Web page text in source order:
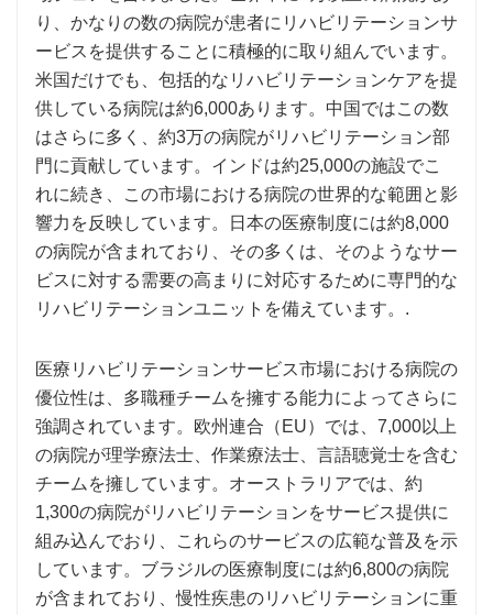
り、かなりの数の病院が患者にリハビリテーションサ
ービスを提供することに積極的に取り組んでいます。
米国だけでも、包括的なリハビリテーションケアを提
供している病院は約6,000あります。中国ではこの数
はさらに多く、約3万の病院がリハビリテーション部
門に貢献しています。インドは約25,000の施設でこ
れに続き、この市場における病院の世界的な範囲と影
響力を反映しています。日本の医療制度には約8,000
の病院が含まれており、その多くは、そのようなサー
ビスに対する需要の高まりに対応するために専門的な
リハビリテーションユニットを備えています。.
医療リハビリテーションサービス市場における病院の
優位性は、多職種チームを擁する能力によってさらに
強調されています。欧州連合（EU）では、7,000以上
の病院が理学療法士、作業療法士、言語聴覚士を含む
チームを擁しています。オーストラリアでは、約
1,300の病院がリハビリテーションをサービス提供に
組み込んでおり、これらのサービスの広範な普及を示
しています。ブラジルの医療制度には約6,800の病院
が含まれており、慢性疾患のリハビリテーションに重